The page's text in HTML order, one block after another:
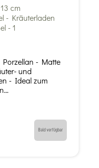
Porzellan - Matte
und
- Ideal zum
Bald verfügbar